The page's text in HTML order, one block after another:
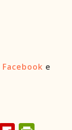
Facebook e